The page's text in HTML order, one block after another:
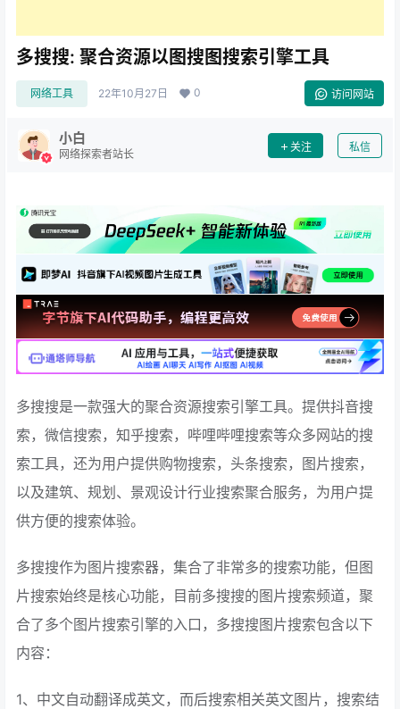
多搜搜: 聚合资源以图搜图搜索引擎工具
网络工具 22年10月27日 0 访问网站
小白
网络探索者站长
关注 私信
多搜搜是一款强大的聚合资源搜索引擎工具。提供抖音搜
索，微信搜索，知乎搜索，哔哩哔哩搜索等众多网站的搜
索工具，还为用户提供购物搜索，头条搜索，图片搜索，
以及建筑、规划、景观设计行业搜索聚合服务，为用户提
供方便的搜索体验。
多搜搜作为图片搜索器，集合了非常多的搜索功能，但图
片搜索始终是核心功能，目前多搜搜的图片搜索频道，聚
合了多个图片搜索引擎的入口，多搜搜图片搜索包含以下
内容：
1、中文自动翻译成英文，而后搜索相关英文图片，搜索结